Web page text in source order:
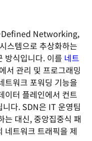
Defined Networking,
스템으로 추상화하는
방식입니다. 이를 네트
서 관리 및 프로그래밍
트워크 포워딩 기능을
이터 플레인에서 컨트
다. SDN은 IT 운영팀
는 대신, 중앙집중식 패
네트워크 트래픽을 제